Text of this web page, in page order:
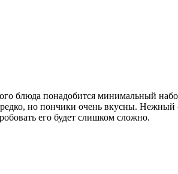
блюда понадобится минимальный
но пончики очень вкусны.
его будет слишком сложно.